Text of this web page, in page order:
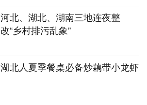
河北、湖北、湖南三地连夜整
改“乡村排污乱象”
湖北人夏季餐桌必备炒藕带小龙虾